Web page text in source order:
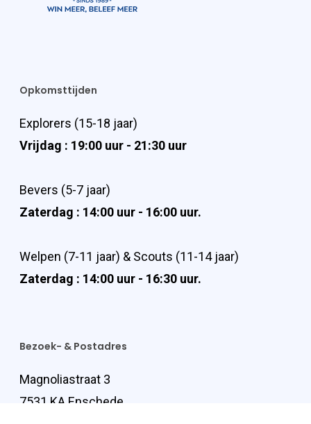
Opkomsttijden
Explorers (15-18 jaar)
Vrijdag : 19:00 uur - 21:30 uur
Bevers (5-7 jaar)
Zaterdag : 14:00 uur - 16:00 uur.
Welpen (7-11 jaar) & Scouts (11-14 jaar)
Zaterdag : 14:00 uur - 16:30 uur.
Bezoek- & Postadres
Magnoliastraat 3
7531 KA Enschede